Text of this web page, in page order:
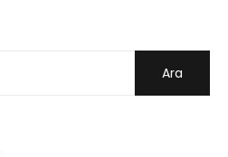
Ara